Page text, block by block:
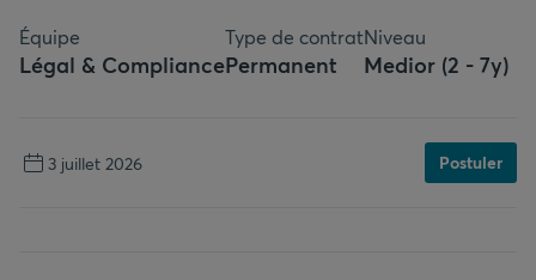
Équipe
Légal & Compliance
Type de contrat
Permanent
Niveau
Medior (2 - 7y)
3 juillet 2026 Postuler